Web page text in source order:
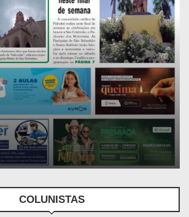
COLUNISTAS